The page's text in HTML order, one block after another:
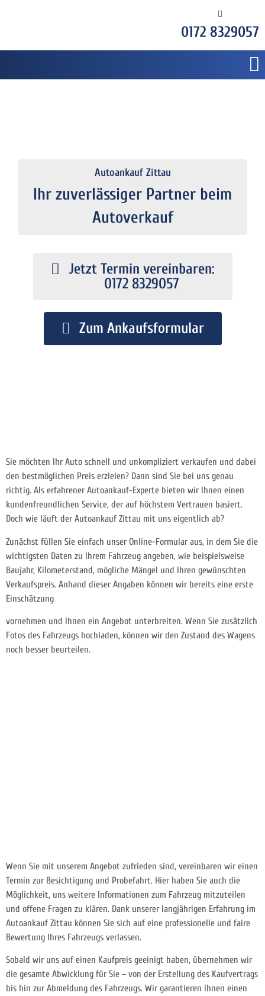
0172 8329057
Autoankauf Zittau
Ihr zuverlässiger Partner beim
Autoverkauf
Jetzt Termin vereinbaren:
0172 8329057
Zum Ankaufsformular
Sie möchten Ihr Auto schnell und unkompliziert verkaufen und dabei
den bestmöglichen Preis erzielen? Dann sind Sie bei uns genau
richtig. Als erfahrener Autoankauf-Experte bieten wir Ihnen einen
kundenfreundlichen Service, der auf höchstem Vertrauen basiert.
Doch wie läuft der Autoankauf Zittau mit uns eigentlich ab?
Zunächst füllen Sie einfach unser Online-Formular aus, in dem Sie die
wichtigsten Daten zu Ihrem Fahrzeug angeben, wie beispielsweise
Baujahr, Kilometerstand, mögliche Mängel und Ihren gewünschten
Verkaufspreis. Anhand dieser Angaben können wir bereits eine erste
Einschätzung
vornehmen und Ihnen ein Angebot unterbreiten. Wenn Sie zusätzlich
Fotos des Fahrzeugs hochladen, können wir den Zustand des Wagens
noch besser beurteilen.
Wenn Sie mit unserem Angebot zufrieden sind, vereinbaren wir einen
Termin zur Besichtigung und Probefahrt. Hier haben Sie auch die
Möglichkeit, uns weitere Informationen zum Fahrzeug mitzuteilen
und offene Fragen zu klären. Dank unserer langjährigen Erfahrung im
Autoankauf Zittau können Sie sich auf eine professionelle und faire
Bewertung Ihres Fahrzeugs verlassen.
Sobald wir uns auf einen Kaufpreis geeinigt haben, übernehmen wir
die gesamte Abwicklung für Sie – von der Erstellung des Kaufvertrags
bis hin zur Abmeldung des Fahrzeugs. Wir garantieren Ihnen einen